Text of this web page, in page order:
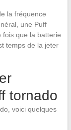
la fréquence
une Puff
fois que la batterie
temps de la jeter
tornado
voici quelques